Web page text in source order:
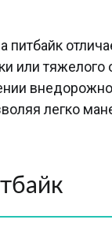
или
легко